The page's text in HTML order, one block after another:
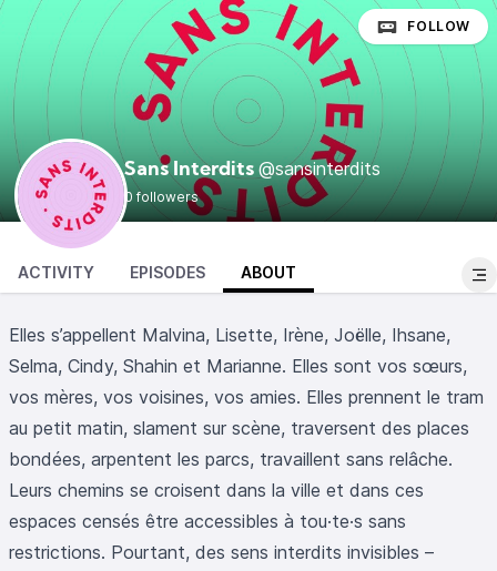
Sans Interdits @sansinterdits
0 followers
FOLLOW
ACTIVITY EPISODES ABOUT
Elles s’appellent Malvina, Lisette, Irène, Joëlle, Ihsane,
Selma, Cindy, Shahin et Marianne. Elles sont vos sœurs,
vos mères, vos voisines, vos amies. Elles prennent le tram
au petit matin, slament sur scène, traversent des places
bondées, arpentent les parcs, travaillent sans relâche.
Leurs chemins se croisent dans la ville et dans ces
espaces censés être accessibles à tou·te·s sans
restrictions. Pourtant, des sens interdits invisibles –